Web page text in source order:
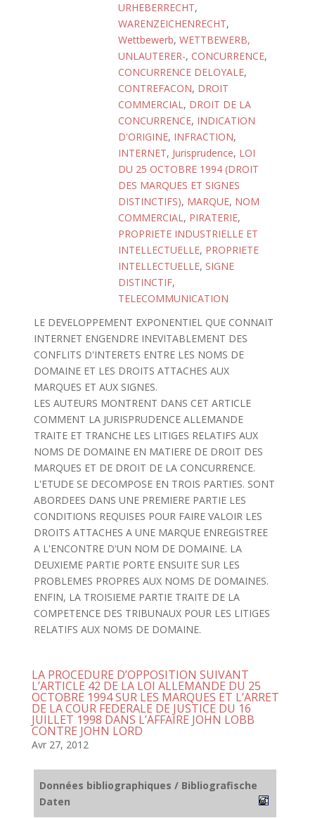
URHEBERRECHT,
WARENZEICHENRECHT,
Wettbewerb, WETTBEWERB,
UNLAUTERER-, CONCURRENCE,
CONCURRENCE DELOYALE,
CONTREFACON, DROIT
COMMERCIAL, DROIT DE LA
CONCURRENCE, INDICATION
D'ORIGINE, INFRACTION,
INTERNET, Jurisprudence, LOI
DU 25 OCTOBRE 1994 (DROIT
DES MARQUES ET SIGNES
DISTINCTIFS), MARQUE, NOM
COMMERCIAL, PIRATERIE,
PROPRIETE INDUSTRIELLE ET
INTELLECTUELLE, PROPRIETE
INTELLECTUELLE, SIGNE
DISTINCTIF,
TELECOMMUNICATION
LE DEVELOPPEMENT EXPONENTIEL QUE CONNAIT
INTERNET ENGENDRE INEVITABLEMENT DES
CONFLITS D'INTERETS ENTRE LES NOMS DE
DOMAINE ET LES DROITS ATTACHES AUX
MARQUES ET AUX SIGNES.
LES AUTEURS MONTRENT DANS CET ARTICLE
COMMENT LA JURISPRUDENCE ALLEMANDE
TRAITE ET TRANCHE LES LITIGES RELATIFS AUX
NOMS DE DOMAINE EN MATIERE DE DROIT DES
MARQUES ET DE DROIT DE LA CONCURRENCE.
L'ETUDE SE DECOMPOSE EN TROIS PARTIES. SONT
ABORDEES DANS UNE PREMIERE PARTIE LES
CONDITIONS REQUISES POUR FAIRE VALOIR LES
DROITS ATTACHES A UNE MARQUE ENREGISTREE
A L'ENCONTRE D'UN NOM DE DOMAINE. LA
DEUXIEME PARTIE PORTE ENSUITE SUR LES
PROBLEMES PROPRES AUX NOMS DE DOMAINES.
ENFIN, LA TROISIEME PARTIE TRAITE DE LA
COMPETENCE DES TRIBUNAUX POUR LES LITIGES
RELATIFS AUX NOMS DE DOMAINE.
LA PROCEDURE D’OPPOSITION SUIVANT
L’ARTICLE 42 DE LA LOI ALLEMANDE DU 25
OCTOBRE 1994 SUR LES MARQUES ET L’ARRET
DE LA COUR FEDERALE DE JUSTICE DU 16
JUILLET 1998 DANS L’AFFAIRE JOHN LOBB
CONTRE JOHN LORD
Avr 27, 2012
Données bibliographiques / Bibliografische
Daten